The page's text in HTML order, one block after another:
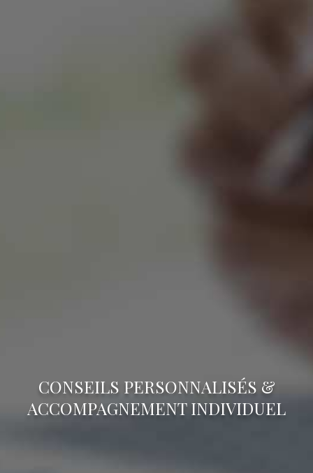
CONSEILS PERSONNALISÉS &
ACCOMPAGNEMENT INDIVIDUEL